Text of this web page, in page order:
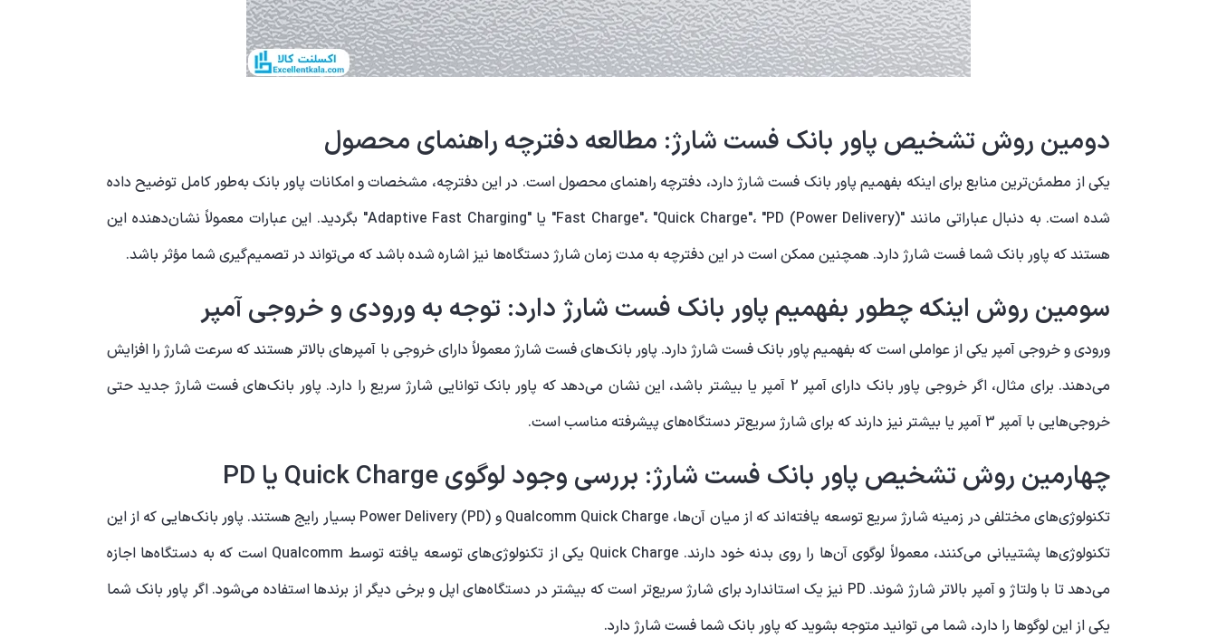
دومین روش تشخیص پاور بانک فست شارژ: مطالعه دفترچه راهنمای محصول
یکی از مطمئن‌ترین منابع برای اینکه بفهمیم پاور بانک فست شارژ دارد، دفترچه راهنمای محصول است. در این دفترچه، مشخصات و امکانات پاور بانک به‌طور کامل توضیح داده
شده است. به دنبال عباراتی مانند "Fast Charge"، "Quick Charge"، "PD (Power Delivery)" یا "Adaptive Fast Charging" بگردید. این عبارات معمولاً نشان‌دهنده این
هستند که پاور بانک شما فست شارژ دارد. همچنین ممکن است در این دفترچه به مدت زمان شارژ دستگاه‌ها نیز اشاره شده باشد که می‌تواند در تصمیم‌گیری شما مؤثر باشد.
سومین روش اینکه چطور بفهمیم پاور بانک فست شارژ دارد: توجه به ورودی و خروجی آمپر
ورودی و خروجی آمپر یکی از عواملی است که بفهمیم پاور بانک فست شارژ دارد. پاور بانک‌های فست شارژ معمولاً دارای خروجی با آمپرهای بالاتر هستند که سرعت شارژ را افزایش
می‌دهند. برای مثال، اگر خروجی پاور بانک دارای آمپر 2 آمپر یا بیشتر باشد، این نشان می‌دهد که پاور بانک توانایی شارژ سریع را دارد. پاور بانک‌های فست شارژ جدید حتی
خروجی‌هایی با آمپر 3 آمپر یا بیشتر نیز دارند که برای شارژ سریع‌تر دستگاه‌های پیشرفته مناسب است.
چهارمین روش تشخیص پاور بانک فست شارژ: بررسی وجود لوگوی Quick Charge یا PD
تکنولوژی‌های مختلفی در زمینه شارژ سریع توسعه یافته‌اند که از میان آن‌ها، Qualcomm Quick Charge و Power Delivery (PD) بسیار رایج هستند. پاور بانک‌هایی که از این
تکنولوژی‌ها پشتیبانی می‌کنند، معمولاً لوگوی آن‌ها را روی بدنه خود دارند. Quick Charge یکی از تکنولوژی‌های توسعه یافته توسط Qualcomm است که به دستگاه‌ها اجازه
می‌دهد تا با ولتاژ و آمپر بالاتر شارژ شوند. PD نیز یک استاندارد برای شارژ سریع‌تر است که بیشتر در دستگاه‌های اپل و برخی دیگر از برندها استفاده می‌شود. اگر پاور بانک شما
یکی از این لوگوها را دارد، شما می توانید متوجه بشوید که پاور بانک شما فست شارژ دارد.